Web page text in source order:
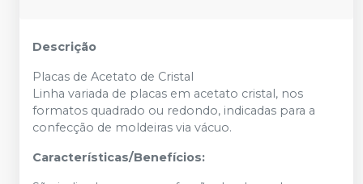
Descrição
Placas de Acetato de Cristal
Linha variada de placas em acetato cristal, nos
formatos quadrado ou redondo, indicadas para a
confecção de moldeiras via vácuo.
Características/Benefícios: